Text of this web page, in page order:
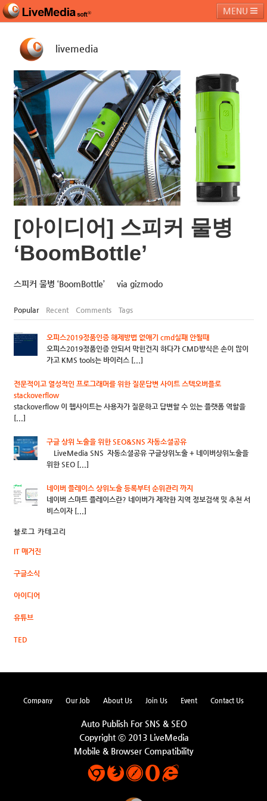
MENU
페밀리 사이트
livemedia
[아이디어] 스피커 물병
‘BoomBottle’
스피커 물병 ‘BoomBottle’ via gizmodo
Popular Recent Comments Tags
오피스2019정품인증 해제방법 없애기 cmd실패 안될때
오피스2019정품인증 안되서 막힌건지 하다가 CMD방식은 손이 많이
가고 KMS tools는 바이러스 [...]
전문적이고 열성적인 프로그래머를 위한 질문답변 사이트 스텍오버플로
stackoverflow
stackoverflow 이 웹사이트는 사용자가 질문하고 답변할 수 있는 플랫폼 역할을
[...]
구글 상위 노출을 위한 SEO&SNS 자동소셜공유
LiveMedia SNS 자동소셜공유 구글상위노출 + 네이버상위노출을
위한 SEO [...]
네이버 플레이스 상위노출 등록부터 순위관리 까지
네이버 스마트 플레이스란? 네이버가 제작한 지역 정보검색 및 추천 서
비스이자 [...]
블로그 카테고리
IT 매거진
구글소식
아이디어
유튜브
TED
Company Our Job About Us Join Us Event Contact Us
Auto Publish For SNS & SEO
Copyright ⓒ 2013 LiveMedia
Mobile & Browser Compatibility